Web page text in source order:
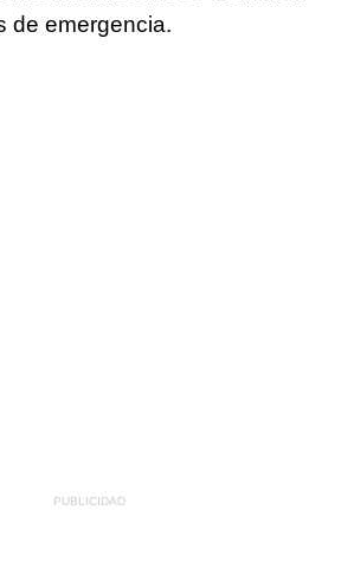
de emergencia.